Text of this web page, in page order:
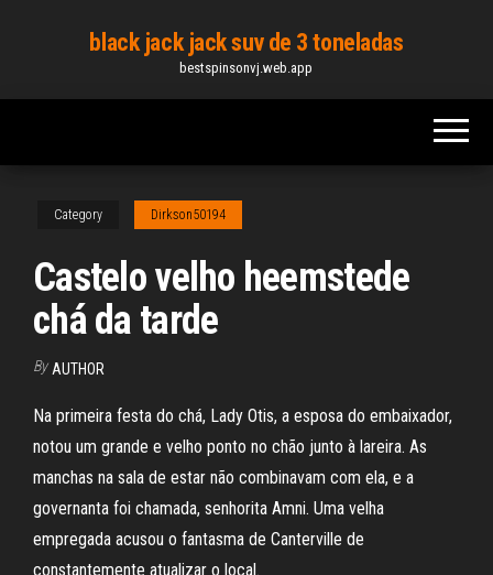
content
black jack jack suv de 3 toneladas
bestspinsonvj.web.app
Category Dirkson50194
Castelo velho heemstede
chá da tarde
By AUTHOR
Na primeira festa do chá, Lady Otis, a esposa do embaixador,
notou um grande e velho ponto no chão junto à lareira. As
manchas na sala de estar não combinavam com ela, e a
governanta foi chamada, senhorita Amni. Uma velha
empregada acusou o fantasma de Canterville de
constantemente atualizar o local.